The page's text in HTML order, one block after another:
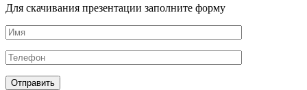
Для скачивания презентации заполните форму